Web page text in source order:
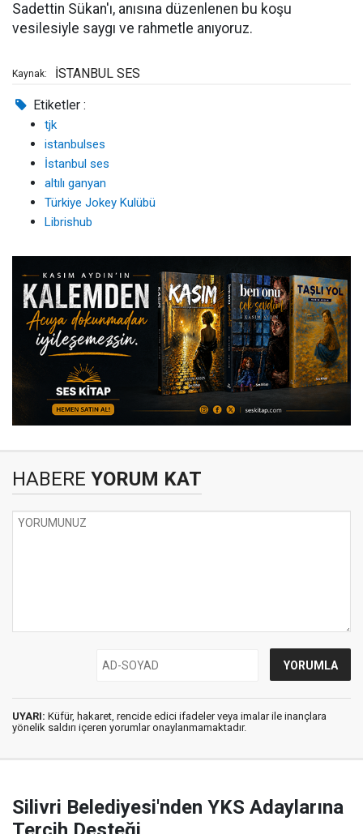
Sadettin Sükan'ı, anısına düzenlenen bu koşu
vesilesiyle saygı ve rahmetle anıyoruz.
Kaynak: İSTANBUL SES
Etiketler :
tjk
istanbulses
İstanbul ses
altılı ganyan
Türkiye Jokey Kulübü
Librishub
HABERE YORUM KAT
UYARI: Küfür, hakaret, rencide edici ifadeler veya imalar ile inançlara
yönelik saldırı içeren yorumlar onaylanmamaktadır.
Silivri Belediyesi'nden YKS Adaylarına